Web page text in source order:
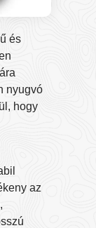
és
nyugvó
hogy
az